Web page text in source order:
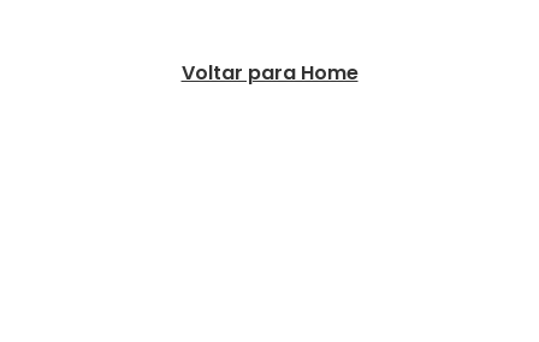
Voltar para Home